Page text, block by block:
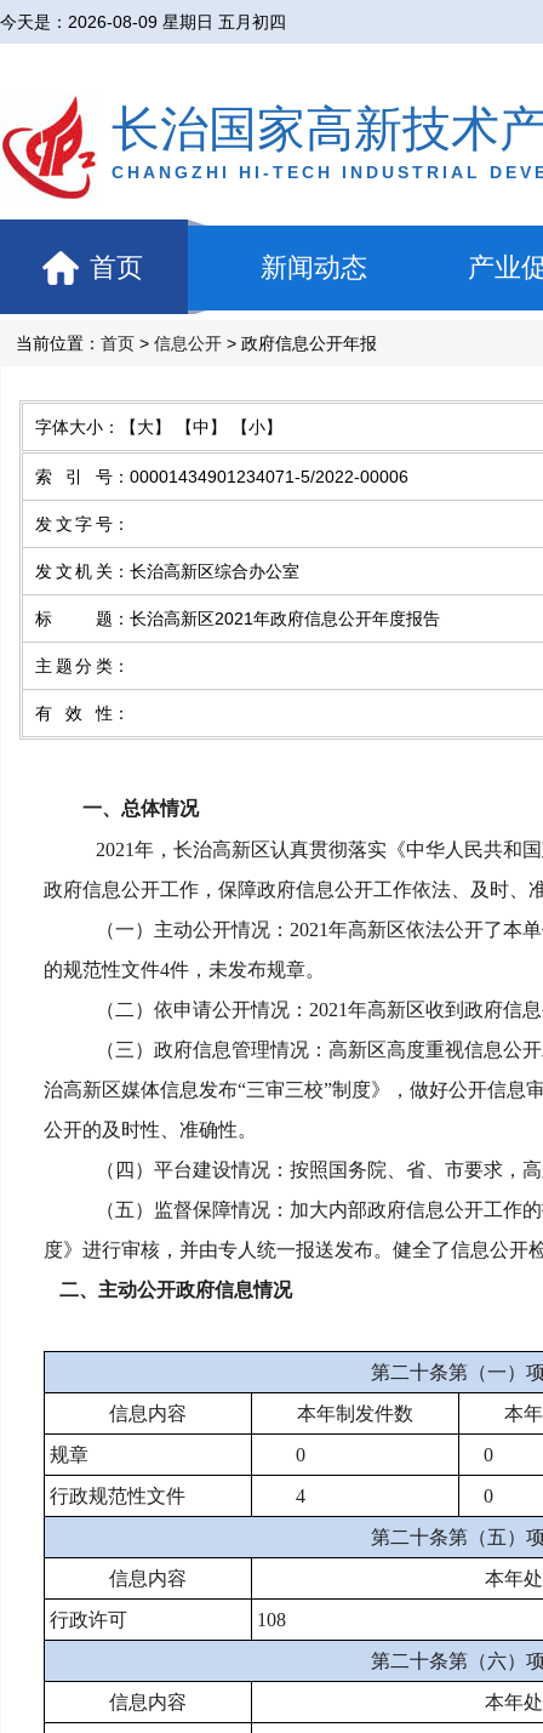
今天是： 2026-08-09 星期日 五月初四
长治国家高新技术
CHANGZHI HI-TECH INDUSTRIAL
首页 新闻动态 产业
当前位置： 首页 > 信息公开 > 政府信息公开年报
字体大小： 【大】 【中】 【小】
索引号 ： 00001434901234071-5/2022-00006
发文字号 ：
发文机关 ： 长治高新区综合办公室
标题 ： 长治高新区2021年政府信息公开年度报告
主题分类 ：
有效性 ：
一、总体情况
2021年，长治高新区认真贯彻落实《中华人民共和
政府信息公开工作，保障政府信息公开工作依法、及时、
（一）主动公开情况：2021年高新区依法公开了
的规范性文件4件，未发布规章。
（二）依申请公开情况：2021年高新区收到政府信
（三）政府信息管理情况：高新区高度重视信息公
治高新区媒体信息发布“三审三校”制度》，做好公开信
公开的及时性、准确性。
（四）平台建设情况：按照国务院、省、市要求，
（五）监督保障情况：加大内部政府信息公开工作
度》进行审核，并由专人统一报送发布。健全了信息公
二、主动公开政府信息情况
第二十条第（一）
信息内容
本年制 发件数
本
规章
0
0
行政规范性文件
4
0
第二十条第（五）
信息内容
本年
行政许可
108
第二十条第（六）
信息内容
本年